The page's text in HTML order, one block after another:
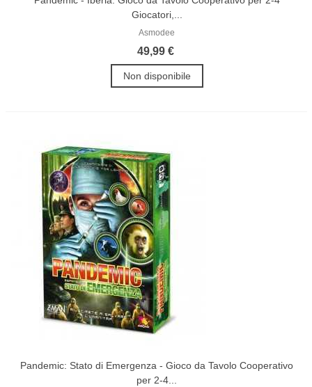
Giocatori,...
Asmodee
49,99 €
Non disponibile
Pandemic: Stato di Emergenza - Gioco da Tavolo Cooperativo
per 2-4...